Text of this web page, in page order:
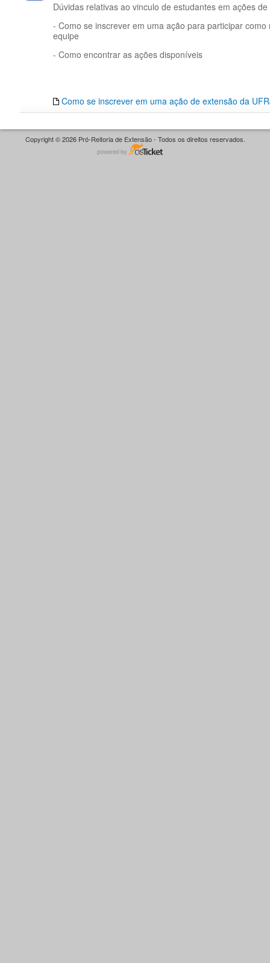
Dúvidas relativas ao vinculo de estudantes em ações
- Como se inscrever em uma ação para participar como
equipe
- Como encontrar as ações disponíveis
Como se inscrever em uma ação de extensão da
Copyright © 2026 Pró-Reitoria de Extensão - Todos os direitos reservados.